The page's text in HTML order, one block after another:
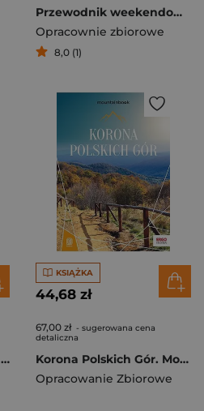
Przewodnik weekendowy po Polsce
Opracownie zbiorowe
8,0 (1)
Polska. 70 pomysłów na niezapomniany weekend
KSIĄŻKA
44,68 zł
67,00 zł - sugerowana cena
detaliczna
Korona Polskich Gór. MountainBook wyd. 3
Opracowanie Zbiorowe